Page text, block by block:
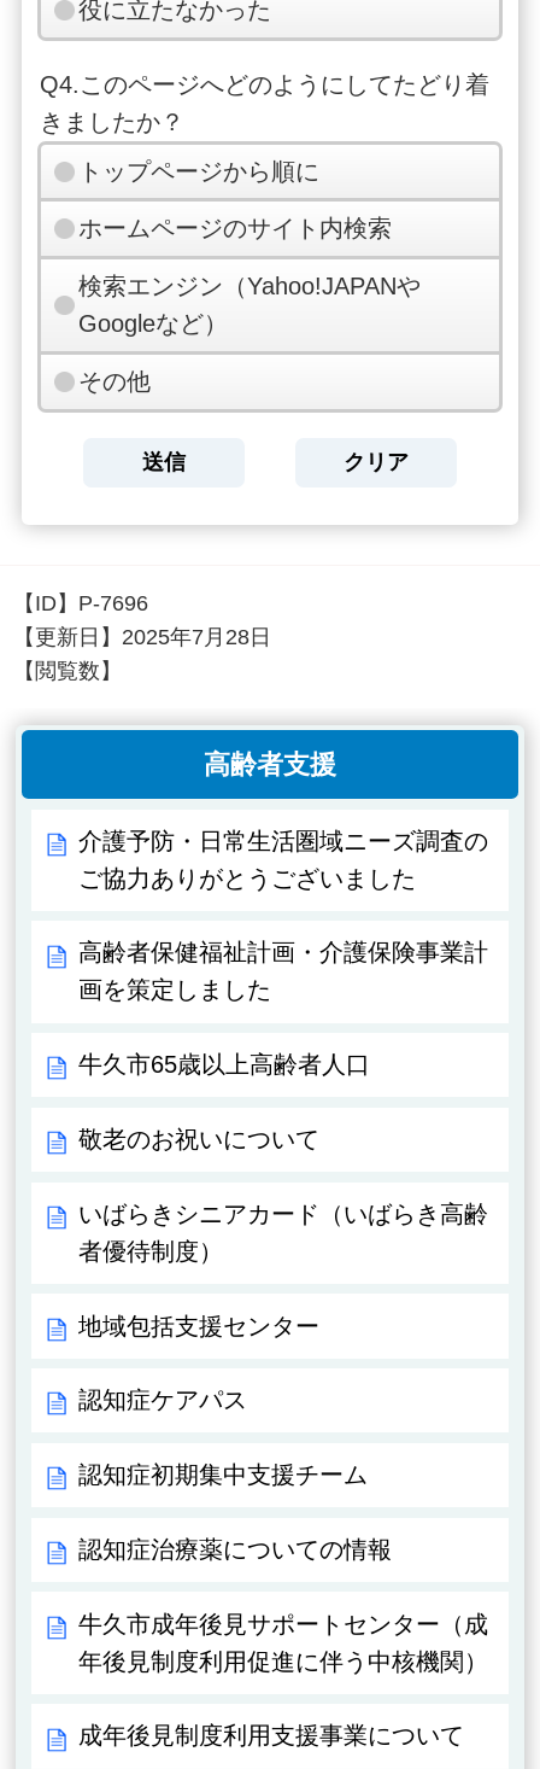
役に立たなかった
Q4.このページへどのようにしてたどり着
きましたか？
トップページから順に
ホームページのサイト内検索
検索エンジン（Yahoo!JAPANや
Googleなど）
その他
【ID】 P-7696
【更新日】 2025年7月28日
【閲覧数】
高齢者支援
介護予防・日常生活圏域ニーズ調査の
ご協力ありがとうございました
高齢者保健福祉計画・介護保険事業計
画を策定しました
牛久市65歳以上高齢者人口
敬老のお祝いについて
いばらきシニアカード（いばらき高齢
者優待制度）
地域包括支援センター
認知症ケアパス
認知症初期集中支援チーム
認知症治療薬についての情報
牛久市成年後見サポートセンター（成
年後見制度利用促進に伴う中核機関）
成年後見制度利用支援事業について